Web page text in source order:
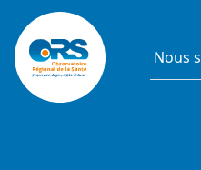
Aller au contenu principal
Nous